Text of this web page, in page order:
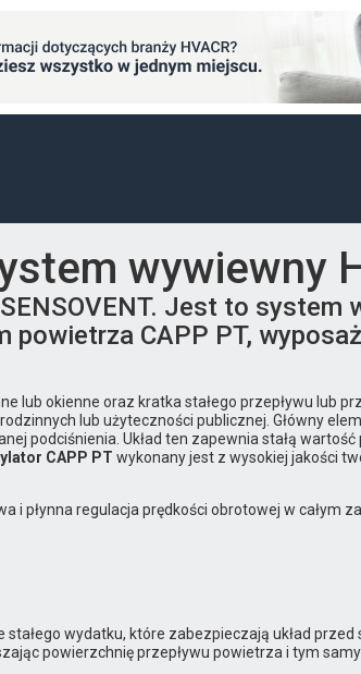
wywiewny
Jest to system
CAPP PT,
okienne oraz kratka stałego przepływu lub
lub użyteczności publicznej. Główny
podciśnienia. Układ ten zapewnia stałą
CAPP PT wykonany jest z wysokiej jakości
i płynna regulacja prędkości obrotowej w całym
wydatku, które zabezpieczają układ
powierzchnię przepływu powietrza i tym